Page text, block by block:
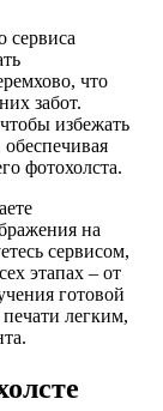
что
забот.
избежать
фотохолста.
на
сервисом,
этапах – от
готовой
легким,